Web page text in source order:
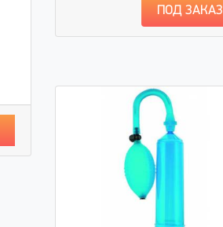
ПОД ЗАКАЗ